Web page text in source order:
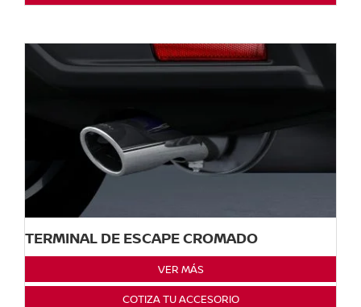
TERMINAL DE ESCAPE CROMADO
VER MÁS
COTIZA TU ACCESORIO